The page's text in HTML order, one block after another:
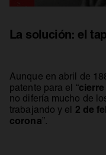
La solución: el
Aunque en abril de
patente para el “
no difería mucho de
trabajando y el 2 de
corona”.